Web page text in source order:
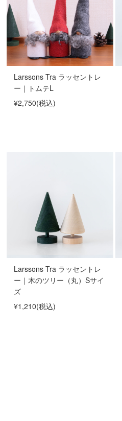
Larssons Tra ラッセントレ
ー｜トムテL
¥2,750(税込)
Larssons Tra ラッセントレ
ー｜木のツリー（丸）Sサイ
ズ
¥1,210(税込)